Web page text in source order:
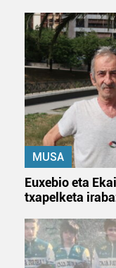
zerbitzuak
baliatzen gara.
erabiltzeko
irakurri
MUSA
Euxebio eta
txapelketa